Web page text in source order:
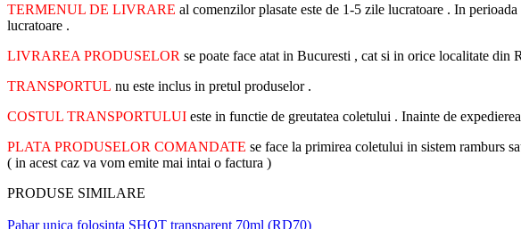
TERMENUL DE LIVRARE al comenzilor plasate este de 1-5 zile lucratoare . In
lucratoare .
LIVRAREA PRODUSELOR se poate face atat in Bucuresti , cat si in orice localitate
TRANSPORTUL nu este inclus in pretul produselor .
COSTUL TRANSPORTULUI este in functie de greutatea coletului . Inainte de
PLATA PRODUSELOR COMANDATE se face la primirea coletului in sistem ramburs
( in acest caz va vom emite mai intai o factura )
PRODUSE SIMILARE
Pahar unica folosinta SHOT transparent 70ml (RD70)